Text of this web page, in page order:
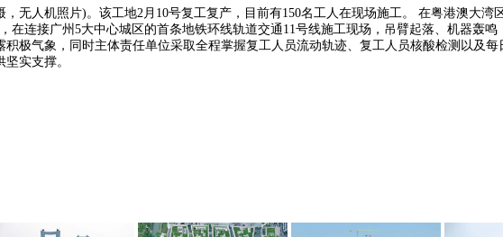
人机照片)。该工地2月10号复工复产，目前有150名工人在现场施工。 在粤港澳大湾
在连接广州5大中心城区的首条地铁环线轨道交通11号线施工现场，吊臂起落、机器
极气象，同时主体责任单位采取全程掌握复工人员流动轨迹、复工人员核酸检测以及
实支撑。